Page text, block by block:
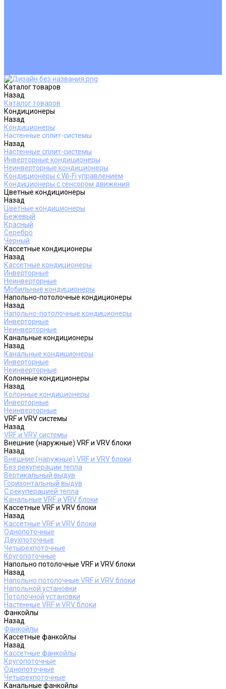
Каталог товаров
Назад
Каталог товаров
Кондиционеры
Назад
Кондиционеры
Настенные сплит-системы
Назад
Настенные сплит-системы
Инверторные кондиционеры
Неинверторные кондиционеры
Кондиционеры с Wi-Fi управлением
Кондиционеры с сенсором движения
Цветные кондиционеры
Назад
Цветные кондиционеры
Бежевый
Красный
Серебро
Черный
Кассетные кондиционеры
Назад
Кассетные кондиционеры
Инверторные
Неинверторные
Мобильные кондиционеры
Напольно-потолочные кондиционеры
Назад
Напольно-потолочные кондиционеры
Инверторные
Неинверторные
Канальные кондиционеры
Назад
Канальные кондиционеры
Инверторные
Неинверторные
Колонные кондиционеры
Назад
Колонные кондиционеры
Инверторные
Неинверторные
VRF и VRV системы
Назад
VRF и VRV системы
Внешние (наружные) VRF и VRV блоки
Назад
Внешние (наружные) VRF и VRV блоки
Без рекуперации тепла
Вертикальный выдув
Горизонтальный выдув
С рекуперацией тепла
Канальные VRF и VRV блоки
Кассетные VRF и VRV блоки
Назад
Кассетные VRF и VRV блоки
Однопоточные
Двухпоточные
Четырехпоточные
Кругопоточные
Напольно потолочные VRF и VRV блоки
Назад
Напольно потолочные VRF и VRV блоки
Напольной установки
Потолочной установки
Настенные VRF и VRV блоки
Фанкойлы
Назад
Фанкойлы
Кассетные фанкойлы
Назад
Кассетные фанкойлы
Кругопоточные
Однопоточные
Четырехпоточные
Канальные фанкойлы